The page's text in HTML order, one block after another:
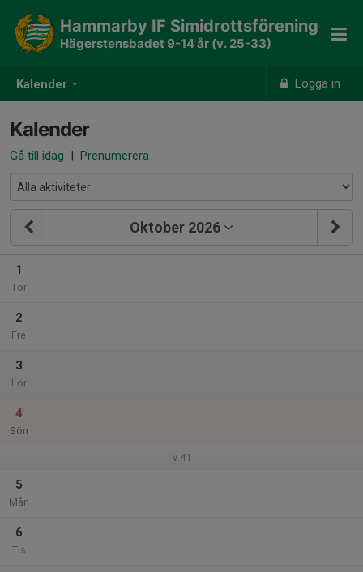
Kalender Logga in
Hammarby IF Simidrottsförening
Hägerstensbadet 9-14 år (v. 25-33)
Kalender
Gå till idag | Prenumerera
Oktober 2026
1
Tor
2
Fre
3
Lör
4
Sön
v.41
5
Mån
6
Tis